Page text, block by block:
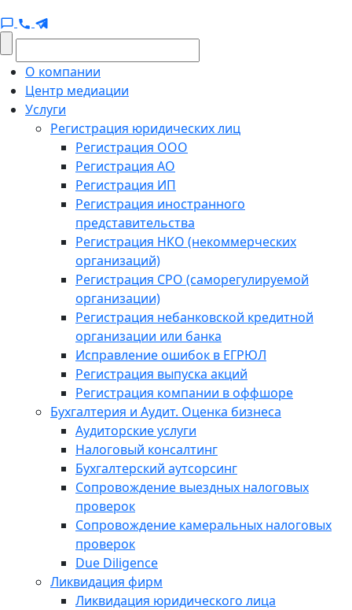
О компании
Центр медиации
Услуги
Регистрация юридических лиц
Регистрация ООО
Регистрация АО
Регистрация ИП
Регистрация иностранного
представительства
Регистрация НКО (некоммерческих
организаций)
Регистрация СРО (саморегулируемой
организации)
Регистрация небанковской кредитной
организации или банка
Исправление ошибок в ЕГРЮЛ
Регистрация выпуска акций
Регистрация компании в оффшоре
Бухгалтерия и Аудит. Оценка бизнеса
Аудиторские услуги
Налоговый консалтинг
Бухгалтерский аутсорсинг
Сопровождение выездных налоговых
проверок
Сопровождение камеральных налоговых
проверок
Due Diligence
Ликвидация фирм
Ликвидация юридического лица